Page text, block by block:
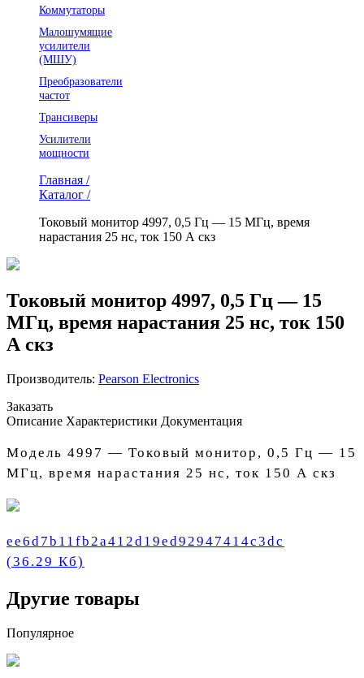
Коммутаторы
Малошумящие
усилители
(МШУ)
Преобразователи
частот
Трансиверы
Усилители
мощности
Главная /
Каталог /
Токовый монитор 4997, 0,5 Гц — 15 МГц, время
нарастания 25 нс, ток 150 А скз
Токовый монитор 4997, 0,5 Гц — 15
МГц, время нарастания 25 нс, ток 150
А скз
Производитель: Pearson Electronics
Заказать
Описание Характеристики Документация
Модель 4997 — Токовый монитор, 0,5 Гц — 15
МГц, время нарастания 25 нс, ток 150 А скз
ee6d7b11fb2a412d19ed92947414c3dc
(36.29 Кб)
Другие товары
Популярное